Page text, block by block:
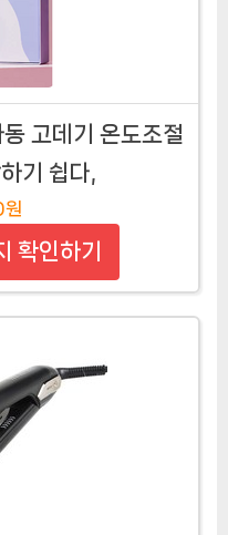
고데기 온도조절
기 쉽다,
확인하기